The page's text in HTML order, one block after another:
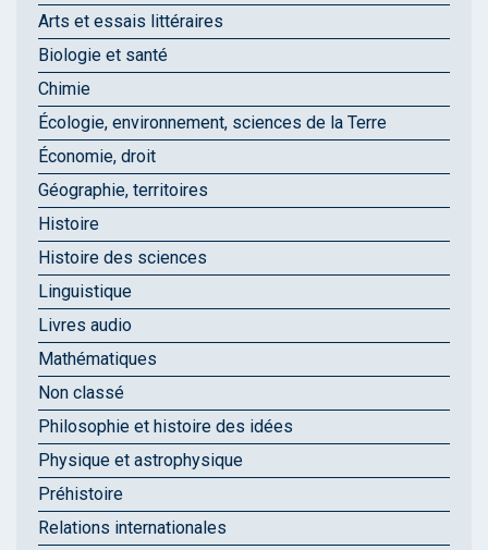
Arts et essais littéraires
Biologie et santé
Chimie
Écologie, environnement, sciences de la Terre
Économie, droit
Géographie, territoires
Histoire
Histoire des sciences
Linguistique
Livres audio
Mathématiques
Non classé
Philosophie et histoire des idées
Physique et astrophysique
Préhistoire
Relations internationales